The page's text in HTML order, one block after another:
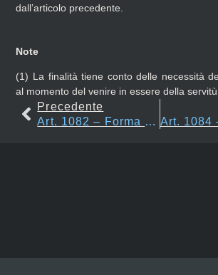
dall’articolo precedente.
Note
(1) La finalità tiene conto delle necessità
al momento del venire in essere della servitù.
Precedente
Art. 1082 – Forma Della Bocca E Dell’edificio Derivatore